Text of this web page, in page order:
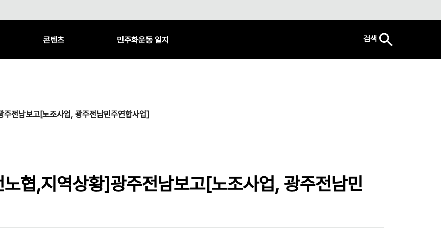
콘텐츠 민주화운동 일지 검색
전남보고[노조사업, 광주전남민주연합사업]
협,지역상황]광주전남보고[노조사업, 광주전남민